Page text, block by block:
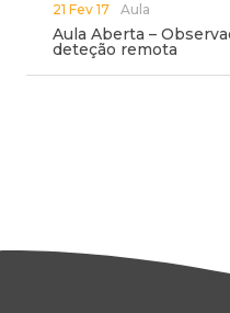
21 Fev 17 Aula
Aula Aberta –
deteção remota